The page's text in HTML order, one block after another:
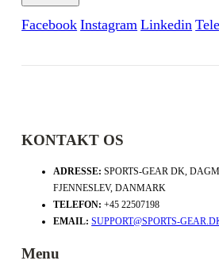
Facebook Instagram Linkedin
KONTAKT OS
ADRESSE: SPORTS-GEAR DK,
FJENNESLEV, DANMARK
TELEFON: +45 22507198
EMAIL: SUPPORT@SPORTS-
Menu